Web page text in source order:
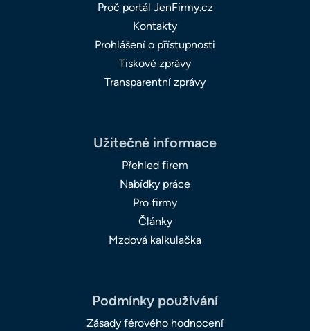
Proč portál JenFirmy.cz
Kontakty
Prohlášení o přístupnosti
Tiskové zprávy
Transparentní zprávy
Užitečné informace
Přehled firem
Nabídky práce
Pro firmy
Články
Mzdová kalkulačka
Podmínky používání
Zásady férového hodnocení